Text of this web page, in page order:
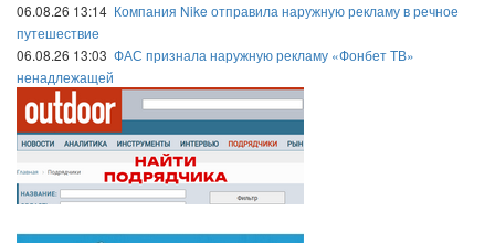
06.08.26 13:14 Компания Nike отправила наружную рекламу в речное
путешествие
06.08.26 13:03 ФАС признала наружную рекламу «Фонбет ТВ»
ненадлежащей